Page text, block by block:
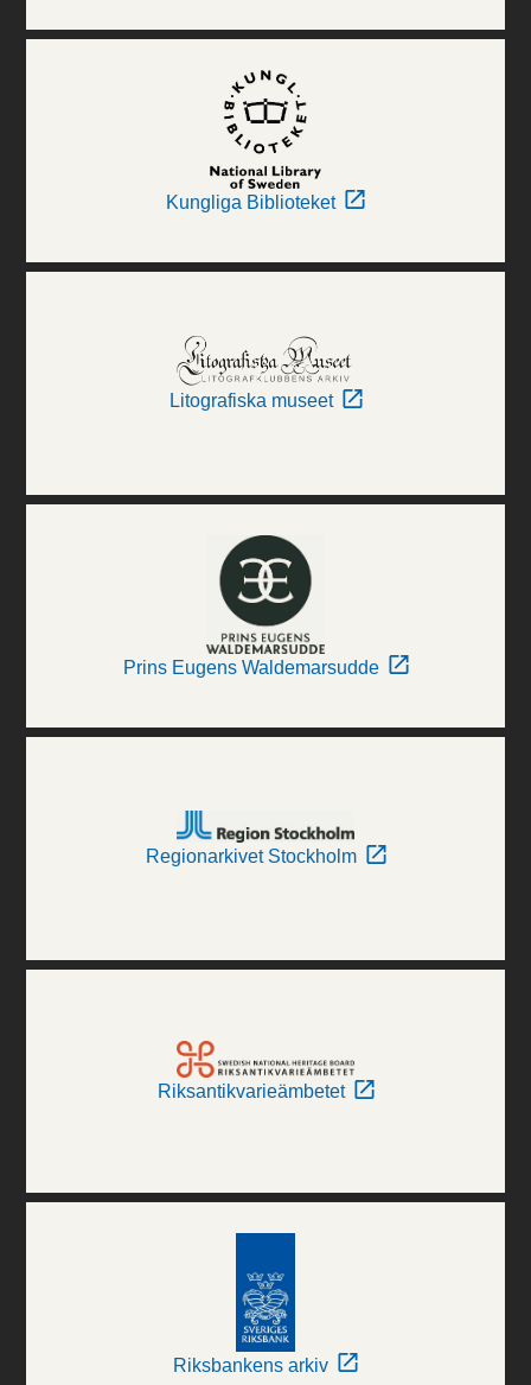
Kungliga Biblioteket
Litografiska museet
Prins Eugens Waldemarsudde
Regionarkivet Stockholm
Riksantikvarieämbetet
Riksbankens arkiv